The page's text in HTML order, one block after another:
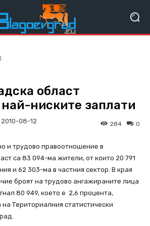
област
ниските заплати
2010-08-12 0
284
и трудово правоотношение в
са 83 094-ма жители, от които 20 791
и 62 303-ма в частния сектор. В края
броят на трудово ангажираните лица
80 949, което е 2,6 процента,
Териториалния статистически